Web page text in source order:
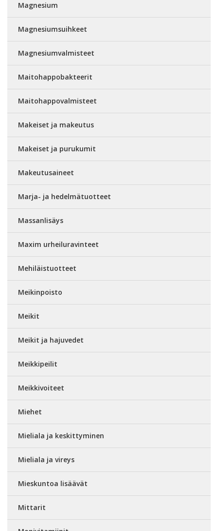
Magnesium
Magnesiumsuihkeet
Magnesiumvalmisteet
Maitohappobakteerit
Maitohappovalmisteet
Makeiset ja makeutus
Makeiset ja purukumit
Makeutusaineet
Marja- ja hedelmätuotteet
Massanlisäys
Maxim urheiluravinteet
Mehiläistuotteet
Meikinpoisto
Meikit
Meikit ja hajuvedet
Meikkipeilit
Meikkivoiteet
Miehet
Mieliala ja keskittyminen
Mieliala ja vireys
Mieskuntoa lisäävät
Mittarit